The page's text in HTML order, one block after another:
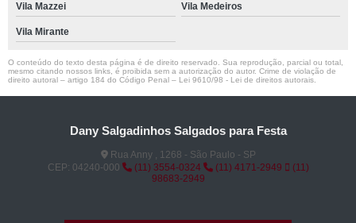
Vila Mazzei Vila Medeiros
Vila Mirante
O conteúdo do texto desta página é de direito reservado. Sua reprodução, parcial ou total,
mesmo citando nossos links, é proibida sem a autorização do autor. Crime de violação de
direito autoral – artigo 184 do Código Penal – Lei 9610/98 - Lei de direitos autorais
Dany Salgadinhos Salgados para Festa
Rua Anny , 1268 - São Paulo - SP
CEP: 04240-000
(11) 3554-0324 (11) 4171-2949
(11)
98683-2949